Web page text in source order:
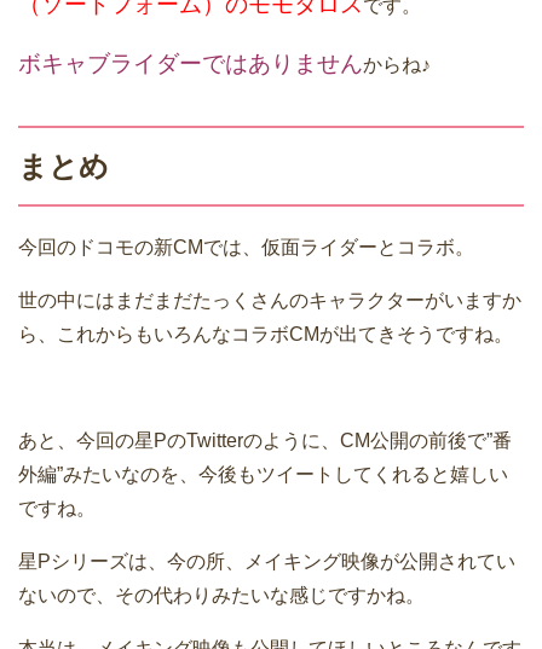
です。
ボキャブライダーではありませんからね♪
まとめ
今回のドコモの新CMでは、仮面ライダーとコラボ。
世の中にはまだまだたっくさんのキャラクターがいますか
ら、これからもいろんなコラボCMが出てきそうですね。
あと、今回の星PのTwitterのように、CM公開の前後で”番
外編”みたいなのを、今後もツイートしてくれると嬉しい
ですね。
星Pシリーズは、今の所、メイキング映像が公開されてい
ないので、その代わりみたいな感じですかね。